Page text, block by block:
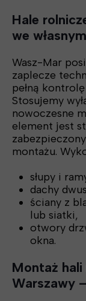
Hale
we
Wasz-Mar
zaplecze
pełną
Stosujemy
nowoczesne
element jest
montażu.
słupy i
dachy
ściany z
lub siatki,
otwory
okna.
Montaż
Warszawy